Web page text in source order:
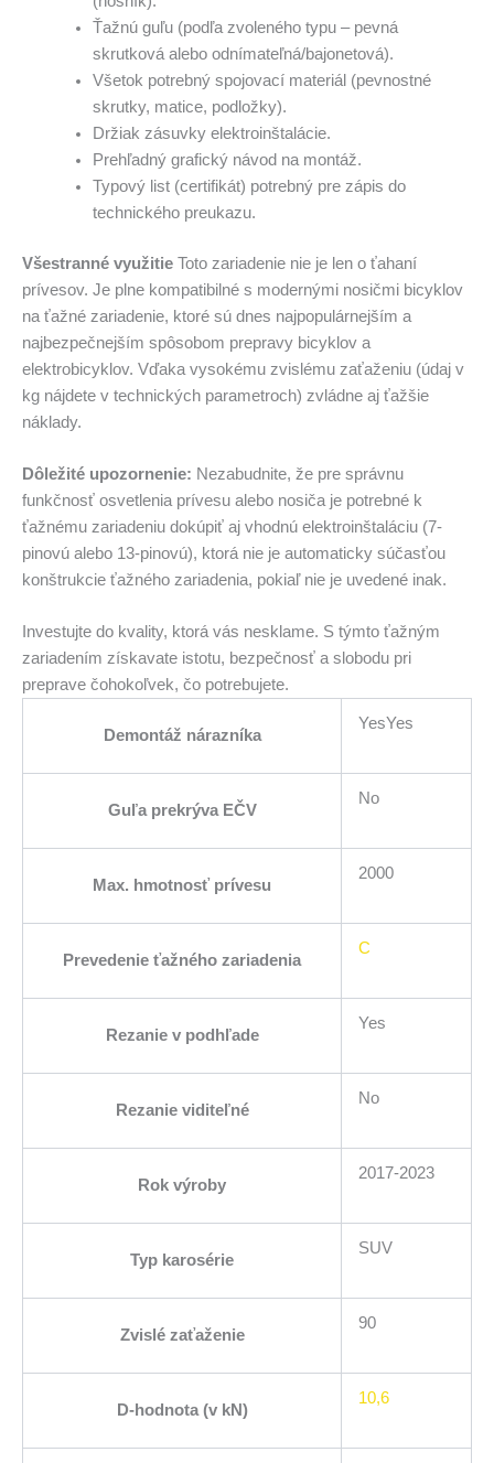
Ťažnú guľu (podľa zvoleného typu – pevná
skrutková alebo odnímateľná/bajonetová).
Všetok potrebný spojovací materiál (pevnostné
skrutky, matice, podložky).
Držiak zásuvky elektroinštalácie.
Prehľadný grafický návod na montáž.
Typový list (certifikát) potrebný pre zápis do
technického preukazu.
Všestranné využitie Toto zariadenie nie je len o ťahaní
prívesov. Je plne kompatibilné s modernými nosičmi bicyklov
na ťažné zariadenie, ktoré sú dnes najpopulárnejším a
najbezpečnejším spôsobom prepravy bicyklov a
elektrobicyklov. Vďaka vysokému zvislému zaťaženiu (údaj v
kg nájdete v technických parametroch) zvládne aj ťažšie
náklady.
Dôležité upozornenie: Nezabudnite, že pre správnu
funkčnosť osvetlenia prívesu alebo nosiča je potrebné k
ťažnému zariadeniu dokúpiť aj vhodnú elektroinštaláciu (7-
pinovú alebo 13-pinovú), ktorá nie je automaticky súčasťou
konštrukcie ťažného zariadenia, pokiaľ nie je uvedené inak.
Investujte do kvality, ktorá vás nesklame. S týmto ťažným
zariadením získavate istotu, bezpečnosť a slobodu pri
preprave čohokoľvek, čo potrebujete.
Demontáž nárazníka
YesYes
Guľa prekrýva EČV
No
Max. hmotnosť prívesu
2000
Prevedenie ťažného zariadenia
C
Rezanie v podhľade
Yes
Rezanie viditeľné
No
Rok výroby
2017-2023
Typ karosérie
SUV
Zvislé zaťaženie
90
D-hodnota (v kN)
10,6